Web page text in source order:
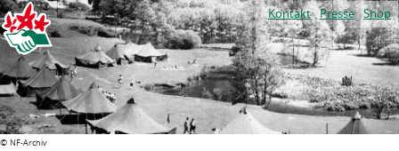
Jump to navigation
© NF-Archiv
Kontakt Presse Shop